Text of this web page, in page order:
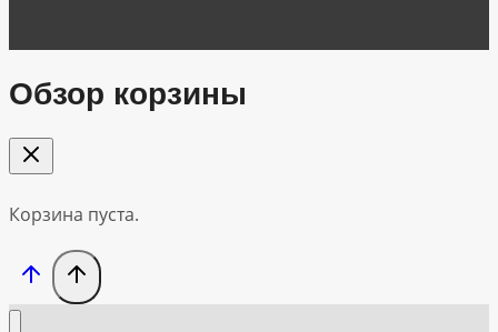
Обзор корзины
Корзина пуста.